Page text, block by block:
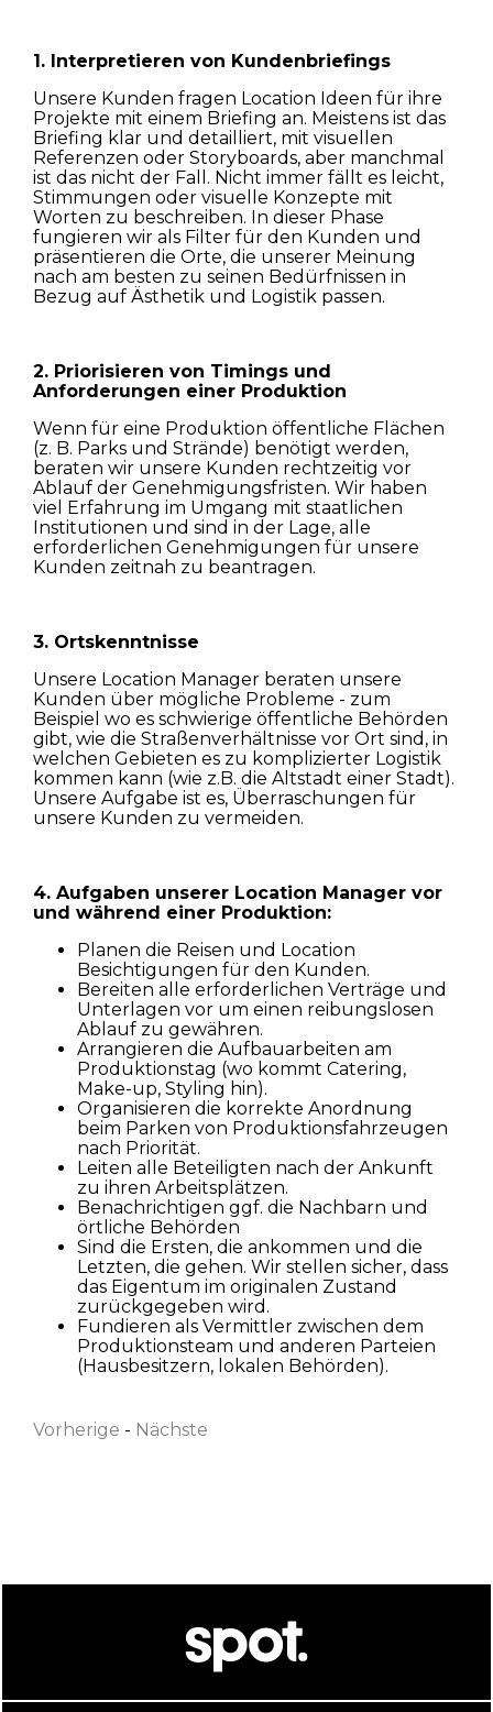
Häuser
Wohnungen
Straßen
Natur
Vorname
Nachname
Datenschutzbestimmungen gelesen
und akzeptiere sie
1. Interpretieren von Kundenbriefings
Unsere Kunden fragen Location Ideen für ihre
Projekte mit einem Briefing an. Meistens ist das
Briefing klar und detailliert, mit visuellen
Referenzen oder Storyboards, aber manchmal
ist das nicht der Fall. Nicht immer fällt es leicht,
Stimmungen oder visuelle Konzepte mit
Worten zu beschreiben. In dieser Phase
fungieren wir als Filter für den Kunden und
präsentieren die Orte, die unserer Meinung
nach am besten zu seinen Bedürfnissen in
Bezug auf Ästhetik und Logistik passen.
2. Priorisieren von Timings und
Anforderungen einer Produktion
Wenn für eine Produktion öffentliche Flächen
(z. B. Parks und Strände) benötigt werden,
beraten wir unsere Kunden rechtzeitig vor
Ablauf der Genehmigungsfristen. Wir haben
viel Erfahrung im Umgang mit staatlichen
Institutionen und sind in der Lage, alle
erforderlichen Genehmigungen für unsere
Kunden zeitnah zu beantragen.
3. Ortskenntnisse
Unsere Location Manager beraten unsere
Kunden über mögliche Probleme - zum
Beispiel wo es schwierige öffentliche Behörden
gibt, wie die Straßenverhältnisse vor Ort sind, in
welchen Gebieten es zu komplizierter Logistik
kommen kann (wie z.B. die Altstadt einer Stadt).
Unsere Aufgabe ist es, Überraschungen für
unsere Kunden zu vermeiden.
4. Aufgaben unserer Location Manager vor
und während einer Produktion:
Planen die Reisen und Location
Besichtigungen für den Kunden.
Bereiten alle erforderlichen Verträge und
Unterlagen vor um einen reibungslosen
Ablauf zu gewähren.
Arrangieren die Aufbauarbeiten am
Produktionstag (wo kommt Catering,
Make-up, Styling hin).
Organisieren die korrekte Anordnung
beim Parken von Produktionsfahrzeugen
nach Priorität.
Leiten alle Beteiligten nach der Ankunft
zu ihren Arbeitsplätzen.
Benachrichtigen ggf. die Nachbarn und
örtliche Behörden
Sind die Ersten, die ankommen und die
Letzten, die gehen. Wir stellen sicher, dass
das Eigentum im originalen Zustand
zurückgegeben wird.
Fundieren als Vermittler zwischen dem
Produktionsteam und anderen Parteien
(Hausbesitzern, lokalen Behörden).
Vorherige - Nächste
Akzeptieren Ablehnen